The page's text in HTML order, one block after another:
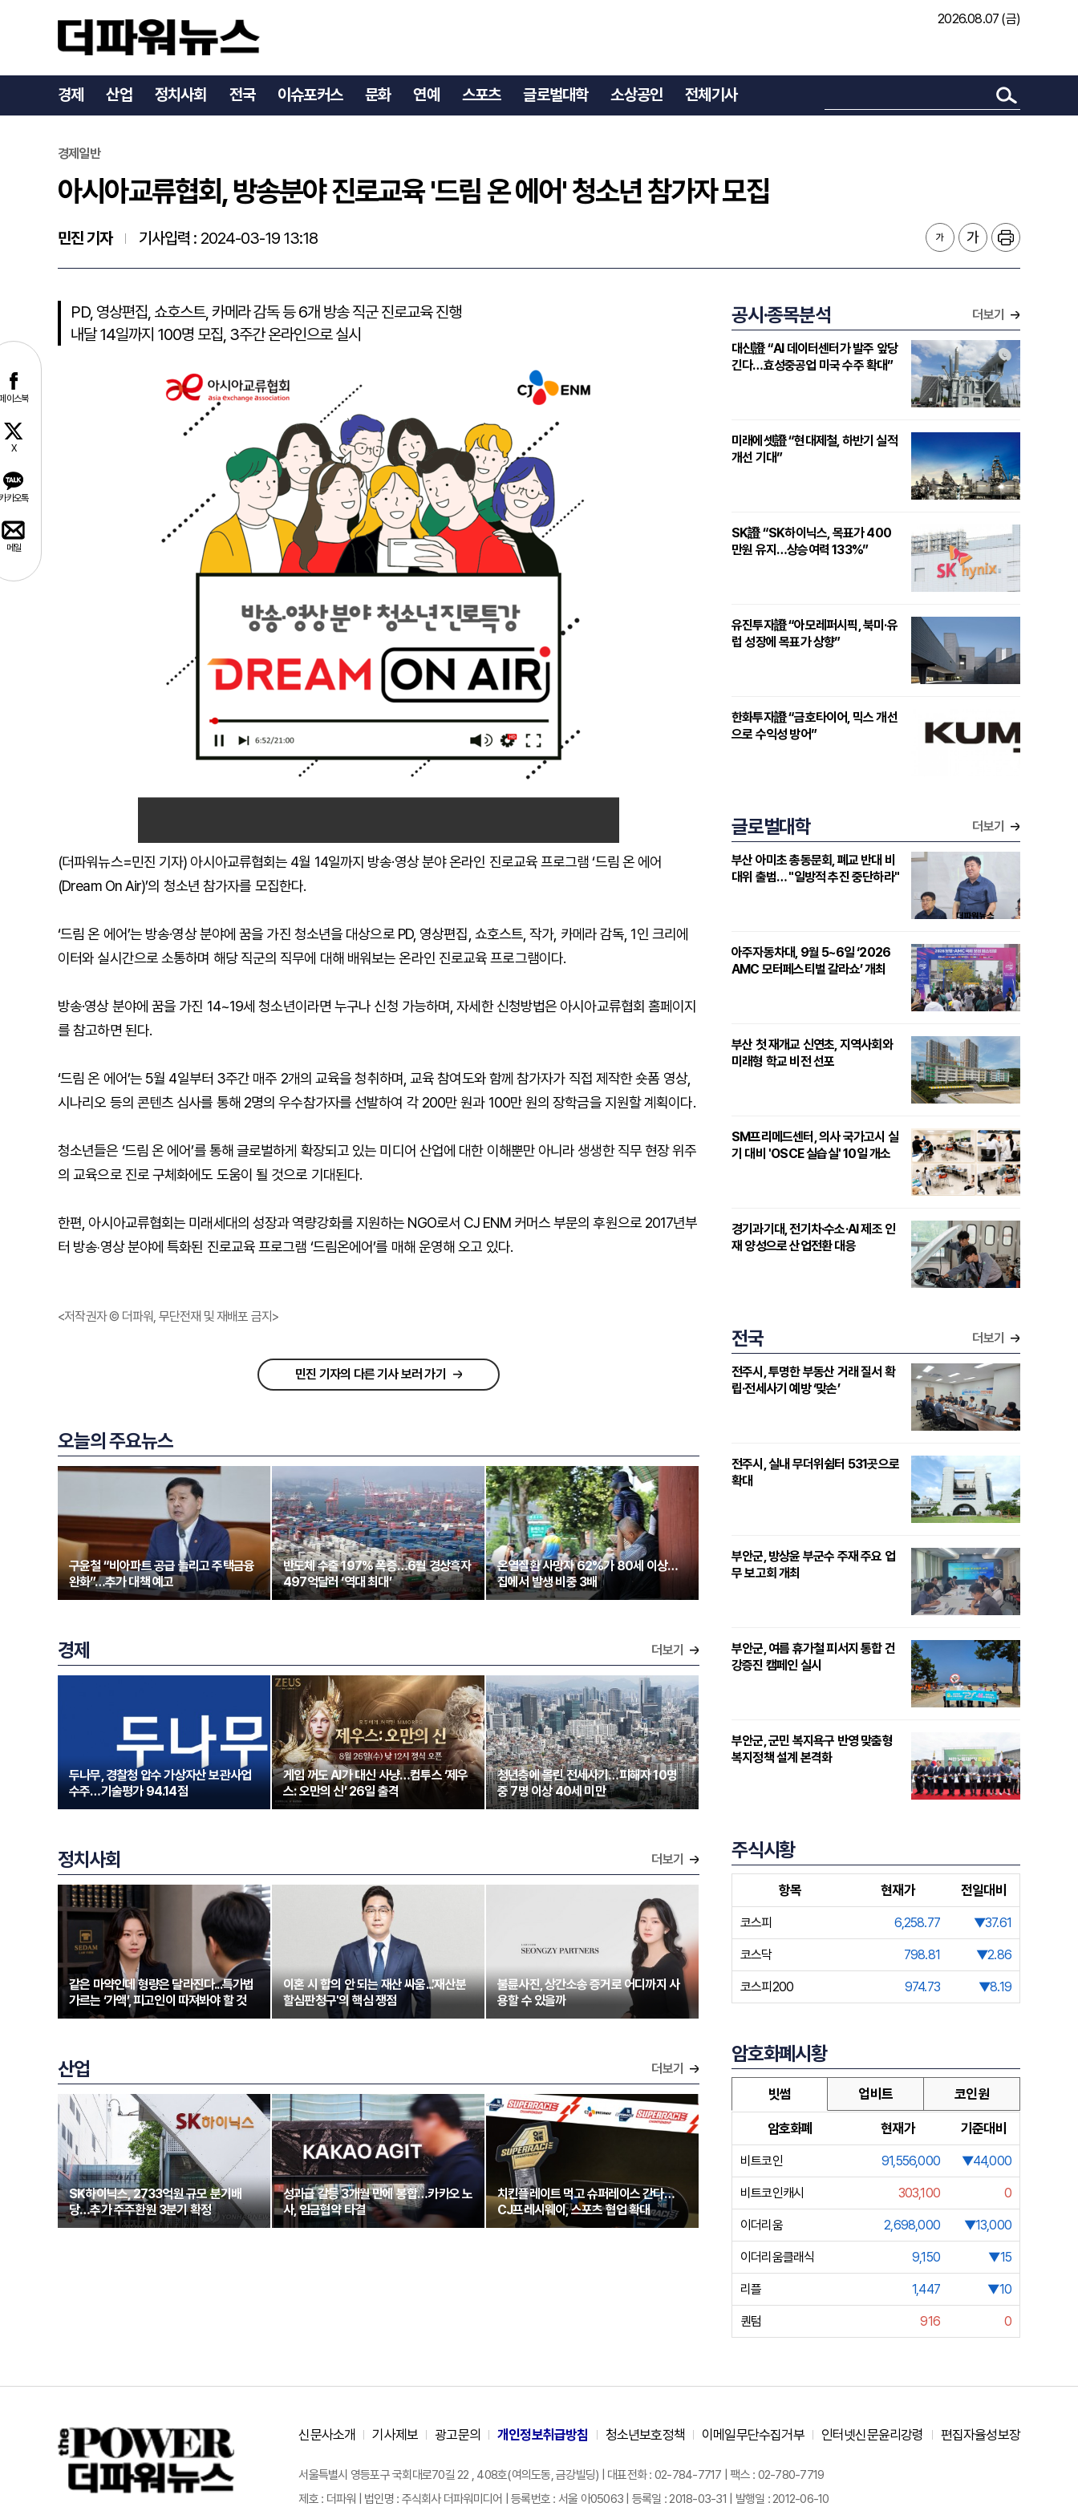
2026.08.07 (금)
경제 산업 정치사회 전국 이슈포커스 문화 연예 스포츠 글로벌대학 소상공인 전체기사
아시아교류협회, 방송분야 진로교육 '드림 온 에어' 청소년 참가자 모집
이스북
X
카오톡
메일
경제일반
아시아교류협회, 방송분야 진로교육 '드림 온 에어' 청소년 참가자 모집
민진 기자 기사입력 : 2024-03-19 13:18
PD, 영상편집, 쇼호스트, 카메라 감독 등 6개 방송 직군 진로교육 진행
내달 14일까지 100명 모집, 3주간 온라인으로 실시
(더파워뉴스=민진 기자) 아시아교류협회는 4월 14일까지 방송·영상 분야 온라인 진로교육 프로그램 ‘드림 온 에어
(Dream On Air)’의 청소년 참가자를 모집한다.
‘드림 온 에어’는 방송·영상 분야에 꿈을 가진 청소년을 대상으로 PD, 영상편집, 쇼호스트, 작가, 카메라 감독, 1인 크리에
이터와 실시간으로 소통하며 해당 직군의 직무에 대해 배워보는 온라인 진로교육 프로그램이다.
방송·영상 분야에 꿈을 가진 14~19세 청소년이라면 누구나 신청 가능하며, 자세한 신청방법은 아시아교류협회 홈페이지
를 참고하면 된다.
‘드림 온 에어’는 5월 4일부터 3주간 매주 2개의 교육을 청취하며, 교육 참여도와 함께 참가자가 직접 제작한 숏폼 영상,
시나리오 등의 콘텐츠 심사를 통해 2명의 우수참가자를 선발하여 각 200만 원과 100만 원의 장학금을 지원할 계획이다.
청소년들은 ‘드림 온 에어’를 통해 글로벌하게 확장되고 있는 미디어 산업에 대한 이해뿐만 아니라 생생한 직무 현장 위주
의 교육으로 진로 구체화에도 도움이 될 것으로 기대된다.
한편, 아시아교류협회는 미래세대의 성장과 역량강화를 지원하는 NGO로서 CJ ENM 커머스 부문의 후원으로 2017년부
터 방송‧영상 분야에 특화된 진로교육 프로그램 ‘드림온에어’를 매해 운영해 오고 있다.
<저작권자 © 더파워, 무단전재 및 재배포 금지>
민진 기자의 다른 기사 보러 가기
오늘의 주요뉴스
구윤철 “비아파트 공급 늘리고 주택금융
완화”…추가 대책 예고
반도체 수출 197% 폭증…6월 경상흑자
497억달러 ‘역대 최대’
온열질환 사망자 62%가 80세 이상…
집에서 발생 비중 3배
경제 더보기
두나무, 경찰청 압수 가상자산 보관사업
수주…기술평가 94.14점
게임 꺼도 AI가 대신 사냥…컴투스 ‘제우
스: 오만의 신’ 26일 출격
청년층에 몰린 전세사기…피해자 10명
중 7명 이상 40세 미만
정치사회 더보기
같은 마약인데 형량은 달라진다...특가법
가르는 ‘가액’, 피고인이 따져봐야 할 것
이혼 시 합의 안 되는 재산 싸움...'재산분
할심판청구'의 핵심 쟁점
불륜사진, 상간소송 증거로 어디까지 사
용할 수 있을까
산업 더보기
SK하이닉스, 2733억원 규모 분기배
당…추가 주주환원 3분기 확정
성과급 갈등 3개월 만에 봉합…카카오 노
사, 임금협약 타결
치킨플레이트 먹고 슈퍼레이스 간다…
CJ프레시웨이, 스포츠 협업 확대
공시·종목분석 더보기
대신證 “AI 데이터센터가 발주 앞당
긴다…효성중공업 미국 수주 확대”
미래에셋證 “현대제철, 하반기 실적
개선 기대”
SK證 “SK하이닉스, 목표가 400
만원 유지…상승여력 133%”
유진투자證 “아모레퍼시픽, 북미·유
럽 성장에 목표가 상향”
한화투자證 “금호타이어, 믹스 개선
으로 수익성 방어”
글로벌대학 더보기
부산 아미초 총동문회, 폐교 반대 비
대위 출범… "일방적 추진 중단하라"
아주자동차대, 9월 5~6일 ‘2026
AMC 모터페스티벌 갈라쇼’ 개최
부산 첫 재개교 신연초, 지역사회와
미래형 학교 비전 선포
SM프리메드센터, 의사 국가고시 실
기 대비 'OSCE 실습실' 10일 개소
경기과기대, 전기차·수소·AI 제조 인
재 양성으로 산업전환 대응
전국 더보기
전주시, 투명한 부동산 거래 질서 확
립·전세사기 예방 ‘맞손’
전주시, 실내 무더위쉼터 531곳으로
확대
부안군, 방상윤 부군수 주재 주요 업
무 보고회 개최
부안군, 여름 휴가철 피서지 통합 건
강증진 캠페인 실시
부안군, 군민 복지욕구 반영 맞춤형
복지정책 설계 본격화
주식시황
항목 현재가 전일대비
코스피 6,258.77 ▼37.61
코스닥 798.81 ▼2.86
코스피200 974.73 ▼8.19
암호화폐시황
빗썸 업비트 코인원
암호화폐 현재가 기준대비
비트코인 91,556,000 ▼44,000
비트코인캐시 303,100 0
이더리움 2,698,000 ▼13,000
이더리움클래식 9,150 ▼15
리플 1,447 ▼10
퀀텀 916 0
신문사소개 기사제보 광고문의 개인정보취급방침 청소년보호정책 이메일무단수집거부 인터넷신문윤리강령 편집자율성보장
서울특별시 영등포구 국회대로70길 22 , 408호(여의도동, 금강빌딩) | 대표전화 : 02-784-7717 | 팩스 : 02-780-7719
제호 : 더파워 | 법인명 : 주식회사 더파워미디어 | 등록번호 : 서울 아05063 | 등록일 : 2018-03-31 | 발행일 : 2012-06-10